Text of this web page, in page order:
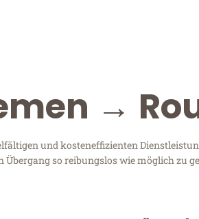
→
und kosteneffizienten
so reibungslos wie möglich zu